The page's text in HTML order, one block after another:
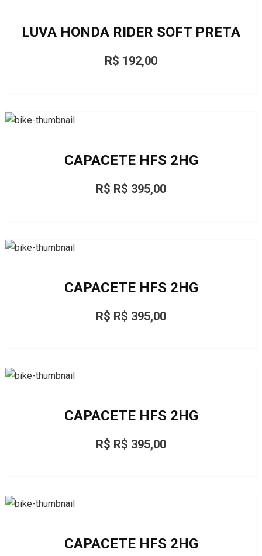
LUVA HONDA RIDER SOFT PRETA
R$ 192,00
CAPACETE HFS 2HG
R$ R$ 395,00
CAPACETE HFS 2HG
R$ R$ 395,00
CAPACETE HFS 2HG
R$ R$ 395,00
CAPACETE HFS 2HG